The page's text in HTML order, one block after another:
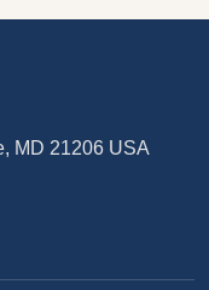
MD 21206 USA